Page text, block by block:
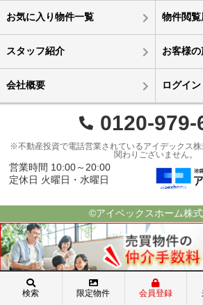
お気に入り物件一覧 物件閲覧
スタッフ紹介 お客様の
会社概要 ログイン
0120-979-
※不動産投資で電話営業されているアイデックス
関わりございません。
営業時間 10:00～20:00
定休日 火曜日・水曜日
©アイベックスホーム株
検索 限定物件 会員登録